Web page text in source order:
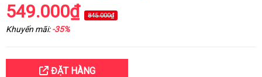
549.000₫ 845.000₫
Khuyến mãi:-35%
ĐẶT HÀNG